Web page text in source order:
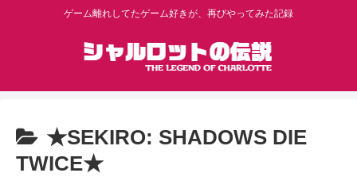
ゲーム離れしてたゲーム好きが、再びやってみた記録
★SEKIRO: SHADOWS DIE
TWICE★